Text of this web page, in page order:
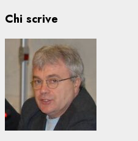
Chi scrive